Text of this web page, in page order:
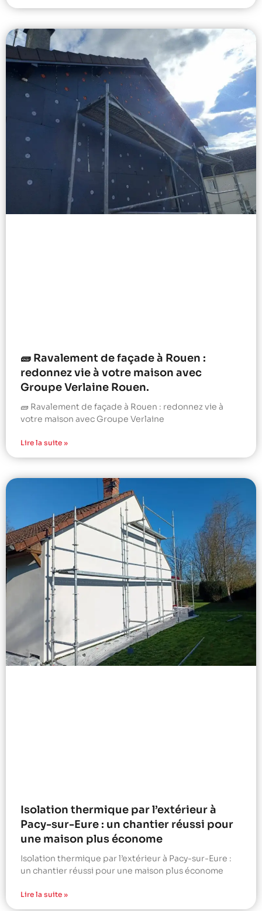
🧱 Ravalement de façade à Rouen :
redonnez vie à votre maison avec
Groupe Verlaine Rouen.
🧱 Ravalement de façade à Rouen : redonnez vie à
votre maison avec Groupe Verlaine
Lire la suite »
Isolation thermique par l’extérieur à
Pacy-sur-Eure : un chantier réussi pour
une maison plus économe
Isolation thermique par l’extérieur à Pacy-sur-Eure :
un chantier réussi pour une maison plus économe
Lire la suite »